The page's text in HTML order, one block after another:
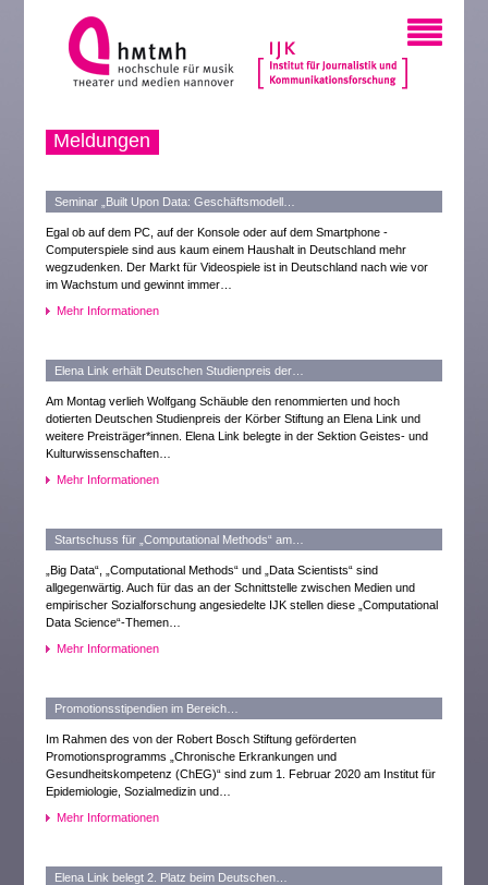
Meldungen
Seminar „Built Upon Data: Geschäftsmodell…
Egal ob auf dem PC, auf der Konsole oder auf dem Smartphone -
Computerspiele sind aus kaum einem Haushalt in Deutschland mehr
wegzudenken. Der Markt für Videospiele ist in Deutschland nach wie vor
im Wachstum und gewinnt immer…
Mehr Informationen
Elena Link erhält Deutschen Studienpreis der…
Am Montag verlieh Wolfgang Schäuble den renommierten und hoch
dotierten Deutschen Studienpreis der Körber Stiftung an Elena Link und
weitere Preisträger*innen. Elena Link belegte in der Sektion Geistes- und
Kulturwissenschaften…
Mehr Informationen
Startschuss für „Computational Methods“ am…
„Big Data“, „Computational Methods“ und „Data Scientists“ sind
allgegenwärtig. Auch für das an der Schnittstelle zwischen Medien und
empirischer Sozialforschung angesiedelte IJK stellen diese „Computational
Data Science“-Themen…
Mehr Informationen
Promotionsstipendien im Bereich…
Im Rahmen des von der Robert Bosch Stiftung geförderten
Promotionsprogramms „Chronische Erkrankungen und
Gesundheitskompetenz (ChEG)“ sind zum 1. Februar 2020 am Institut für
Epidemiologie, Sozialmedizin und…
Mehr Informationen
Elena Link belegt 2. Platz beim Deutschen…